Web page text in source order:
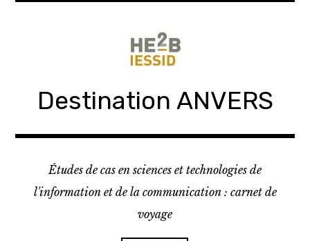
Destination ANVERS
Études de cas en sciences et technologies de
l'information et de la communication : carnet de
voyage